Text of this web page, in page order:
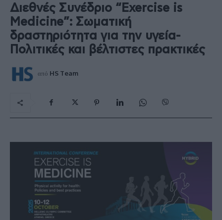
Διεθνές Συνέδριο “Exercise is
Medicine”: Σωματική
δραστηριότητα για την υγεία-
Πολιτικές και βέλτιστες πρακτικές
από HS Team